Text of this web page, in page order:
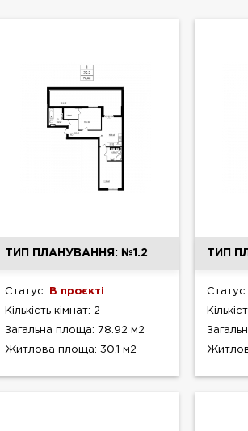
ТИП ПЛАНУВАННЯ: №1.2
Статус: В проєкті
Кількість кімнат: 2
Загальна площа: 78.92 м2
Житлова площа: 30.1 м2
ТИП
Статус: